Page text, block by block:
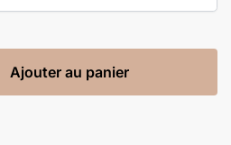
Ajouter au panier